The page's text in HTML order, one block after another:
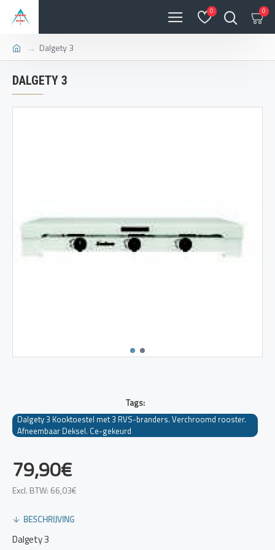
0 0
Dalgety 3
DALGETY 3
Tags:
Dalgety 3 Kooktoestel met 3 RVS-branders. Verchroomd rooster.
Afneembaar Deksel. Ce-gekeurd
79,90€
Excl. BTW: 66,03€
BESCHRIJVING
Dalgety 3